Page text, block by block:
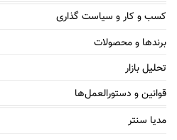
کسب و کار و سیاست گذاری
برندها و محصولات
تحلیل بازار
قوانین و دستورالعمل‌ها
مدیا سنتر